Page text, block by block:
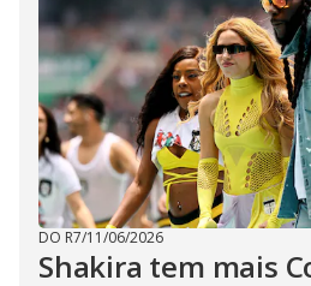
DO R7/11/06/2026
Shakira tem mais